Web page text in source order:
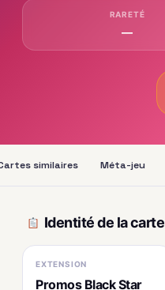
RARETÉ
—
similaires Méta-jeu
Identité de la carte
EXTENSION
Promos Black Star